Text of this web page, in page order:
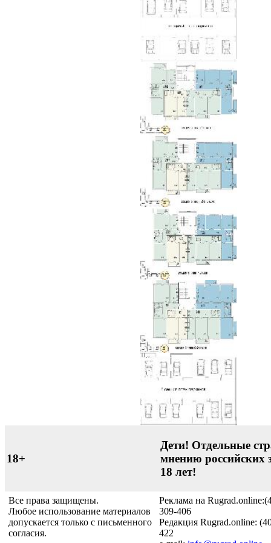
18+
Дети! Отдельные
мнению российских
18 лет!
Все права защищены.
Любое использование материалов
допускается только с письменного
согласия.
Реклама на
309-406
Редакция Rugrad.online:
422